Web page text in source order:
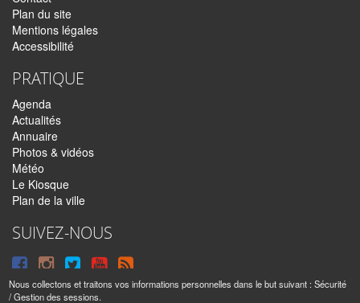
Nous collectons et traitons vos informations personnelles dans le but suivant :Sécurité
/ Gestion des sessions.
Plan du site
Mentions légales
Accessibilité
PRATIQUE
Agenda
Actualités
Annuaire
Photos & vidéos
Météo
Le Kiosque
Plan de la ville
SUIVEZ-NOUS
Suivre
sur
Suivre
sur
Suivre
sur
Syndiquer
tout